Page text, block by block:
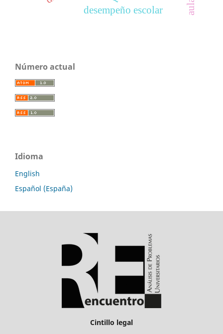
desempeño escolar
Número actual
Idioma
English
Español (España)
Cintillo legal